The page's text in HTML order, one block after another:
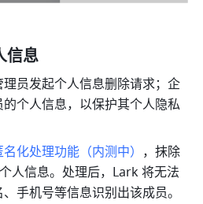
信息
员发起个人信息删除请求；企
个人信息，以保护其个人隐私
化处理功能（内测中） ，抹除
人信息。处理后，Lark 将无法
手机号等信息识别出该成员。